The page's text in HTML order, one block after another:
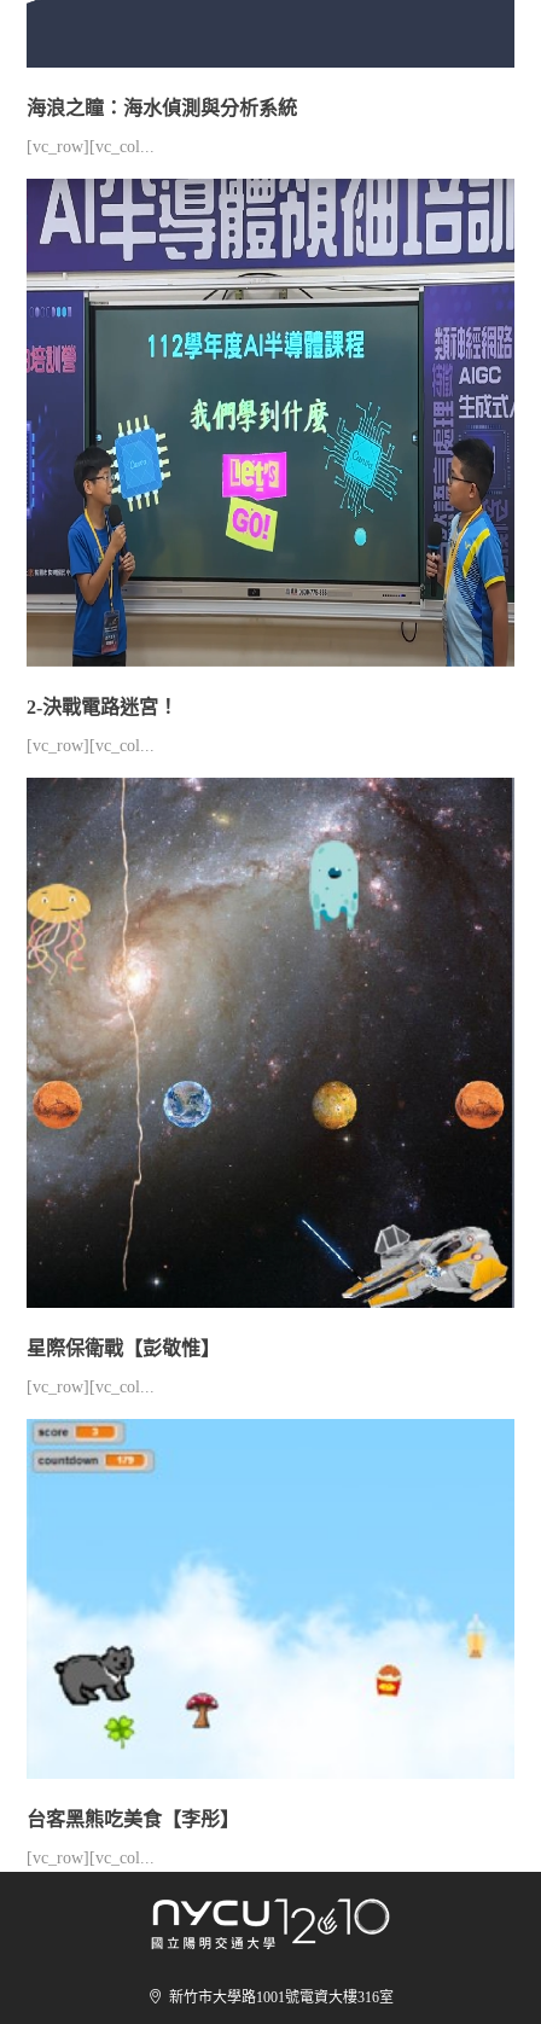
海浪之瞳：海水偵測與分析系統
[vc_row][vc_col...
2-決戰電路迷宮！
[vc_row][vc_col...
星際保衛戰【彭敬惟】
[vc_row][vc_col...
台客黑熊吃美食【李彤】
[vc_row][vc_col...
新竹市大學路1001號電資大樓316室